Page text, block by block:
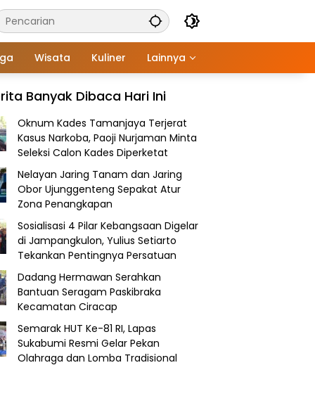
Wisata Kuliner Lainnya
Banyak Dibaca Hari Ini
Oknum Kades Tamanjaya Terjerat
Kasus Narkoba, Paoji Nurjaman Minta
Seleksi Calon Kades Diperketat
Nelayan Jaring Tanam dan Jaring
Obor Ujunggenteng Sepakat Atur
Zona Penangkapan
Sosialisasi 4 Pilar Kebangsaan Digelar
di Jampangkulon, Yulius Setiarto
Tekankan Pentingnya Persatuan
Dadang Hermawan Serahkan
Bantuan Seragam Paskibraka
Kecamatan Ciracap
Semarak HUT Ke-81 RI, Lapas
Sukabumi Resmi Gelar Pekan
Olahraga dan Lomba Tradisional